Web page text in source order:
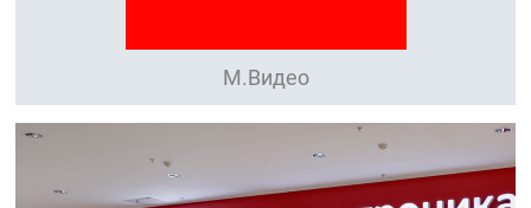
М.Видео